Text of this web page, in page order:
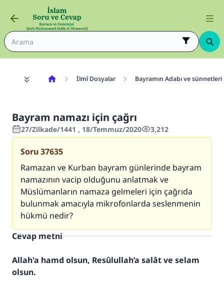
İlmî Dosyalar Bayramın Adabı ve sünnetleri
Bayram namazı için çağrı
27/Zilkade/1441 , 18/Temmuz/2020 3,212
Soru37635
Ramazan ve Kurban bayram günlerinde bayram
namazının vacip olduğunu anlatmak ve
Müslümanların namaza gelmeleri için çağrıda
bulunmak amacıyla mikrofonlarda seslenmenin
hükmü nedir?
Cevap metni
Allah'a hamd olsun, Resûlullah’a salât ve selam
olsun.